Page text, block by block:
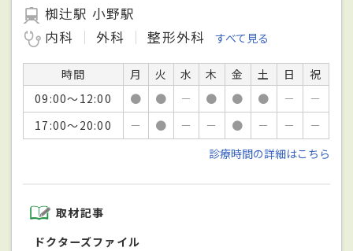
椥辻駅 小野駅
内科
外科 整形外科 すべて見る
時間 月 火 水 木 金 土 日
祝
09:00～12:00
● ● － ● ● ● －
－
17:00～20:00
－ ● － － ● － －
－
診療時間の詳細はこちら
取材記事
ドクターズファイル